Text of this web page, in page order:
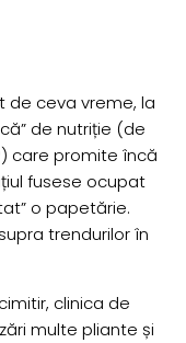
de ceva vreme, la
de nutriție (de
care promite încă
fusese ocupat
o papetărie.
trendurilor în
clinica de
multe pliante și